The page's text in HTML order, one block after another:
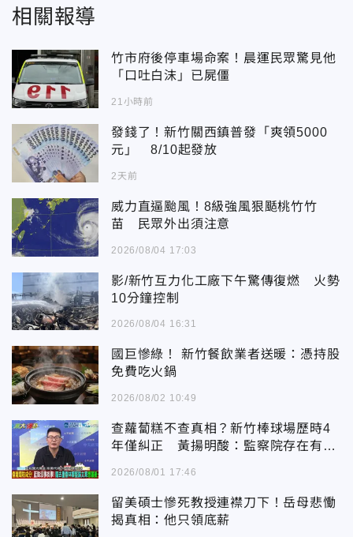
相關報導
竹市府後停車場命案！晨運民眾驚見他
「口吐白沫」已屍僵
21小時前
發錢了！新竹關西鎮普發「爽領5000
元」 8/10起發放
2天前
威力直逼颱風！8級強風狠颳桃竹竹
苗 民眾外出須注意
2026/08/04 17:03
影/新竹互力化工廠下午驚傳復燃 火勢
10分鐘控制
2026/08/04 16:31
國巨慘綠！ 新竹餐飲業者送暖：憑持股
免費吃火鍋
2026/08/02 10:49
查蘿蔔糕不查真相？新竹棒球場歷時4
年僅糾正 黃揚明酸：監察院存在有何
2026/08/01 17:46
留美碩士慘死教授連襟刀下！岳母悲慟
揭真相：他只領底薪